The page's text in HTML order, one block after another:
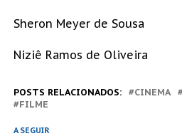
Sheron Meyer de Sousa
Niziê Ramos de Oliveira
POSTS RELACIONADOS: CINEMA
FILME
A SEGUIR